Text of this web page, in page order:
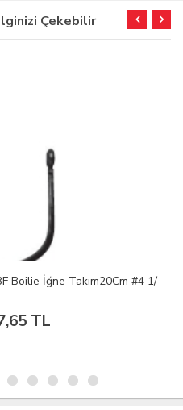
Çekebilir
Boilie İğne Takım20Cm #4 1/
TL